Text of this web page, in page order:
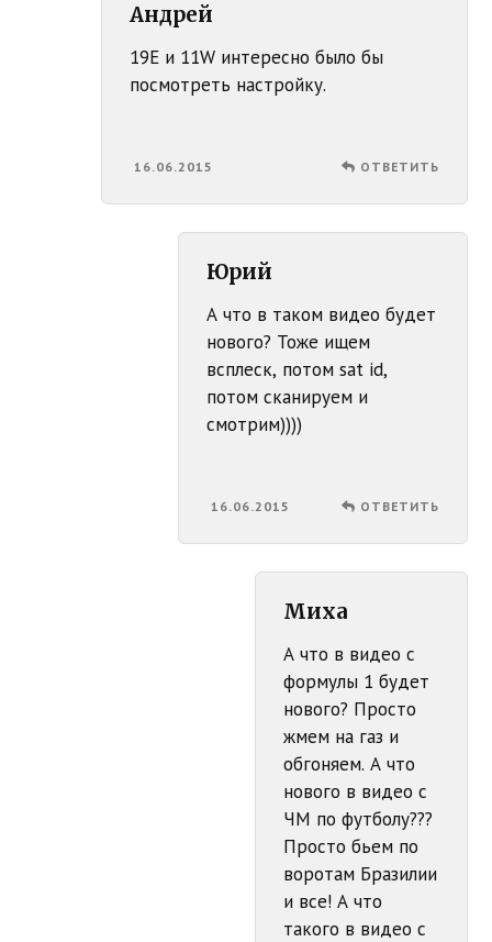
Андрей
19Е и 11W интересно было бы
посмотреть настройку.
16.06.2015 ОТВЕТИТЬ
Юрий
А что в таком видео будет
нового? Тоже ищем
всплеск, потом sat id,
потом сканируем и
смотрим))))
16.06.2015 ОТВЕТИТЬ
Миха
А что в видео с
формулы 1 будет
нового? Просто
жмем на газ и
обгоняем. А что
нового в видео с
ЧМ по футболу???
Просто бьем по
воротам Бразилии
и все! А что
такого в видео с